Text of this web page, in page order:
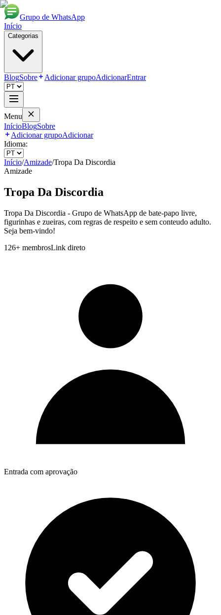
Grupo de WhatsApp
Início
Categorias
BlogSobre Adicionar grupoAdicionarEntrar
Menu
InícioBlogSobre
Adicionar grupoAdicionar
Idioma:
Início/Amizade/Tropa Da Discordia
Amizade
Tropa Da Discordia
Tropa Da Discordia - Grupo de WhatsApp de bate-papo livre,
figurinhas e zueiras, com regras de respeito e sem conteudo adulto.
Seja bem-vindo!
126+ membrosLink direto
Entrada com aprovação